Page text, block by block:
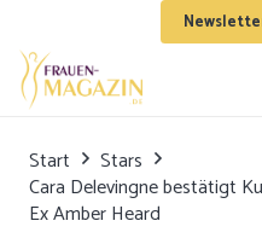
Start
Stars
Cara Delevingne bestätigt
Ex Amber Heard